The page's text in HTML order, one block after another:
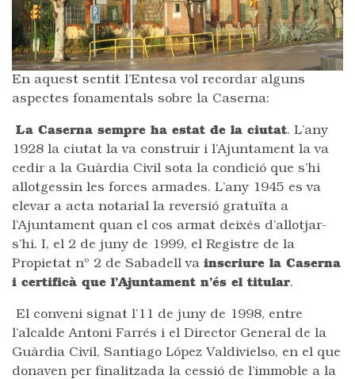
En aquest sentit l’Entesa vol recordar alguns
aspectes fonamentals sobre la Caserna:
La Caserna sempre ha estat de la ciutat. L’any
1928 la ciutat la va construir i l’Ajuntament la va
cedir a la Guàrdia Civil sota la condició que s’hi
allotgessin les forces armades. L’any 1945 es va
elevar a acta notarial la reversió gratuïta a
l’Ajuntament quan el cos armat deixés d’allotjar-
s’hi. I, el 2 de juny de 1999, el Registre de la
Propietat nº 2 de Sabadell va inscriure la Caserna
i certificà que l’Ajuntament n’és el titular.
El conveni signat l’11 de juny de 1998, entre
l’alcalde Antoni Farrés i el Director General de la
Guàrdia Civil, Santiago López Valdivielso, en el que
donaven per finalitzada la cessió de l’immoble a la